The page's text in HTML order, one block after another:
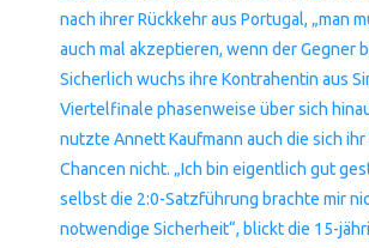
nach ihrer Rückkehr aus Portugal, „man
auch mal akzeptieren, wenn der Gegner
Sicherlich wuchs ihre Kontrahentin aus
Viertelfinale phasenweise über sich
nutzte Annett Kaufmann auch die sich
Chancen nicht. „Ich bin eigentlich gut
selbst die 2:0-Satzführung brachte mir
notwendige Sicherheit“, blickt die 15-